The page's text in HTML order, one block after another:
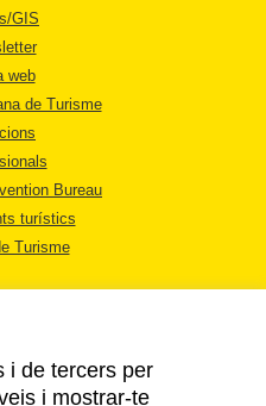
GIS
web
de Turisme
Bureau
turístics
Turisme
i de tercers per
i mostrar-te